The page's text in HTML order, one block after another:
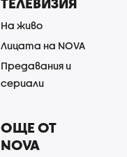
На живо
Лицата на NOVA
Предавания и
сериали
ОЩЕ ОТ
NOVA